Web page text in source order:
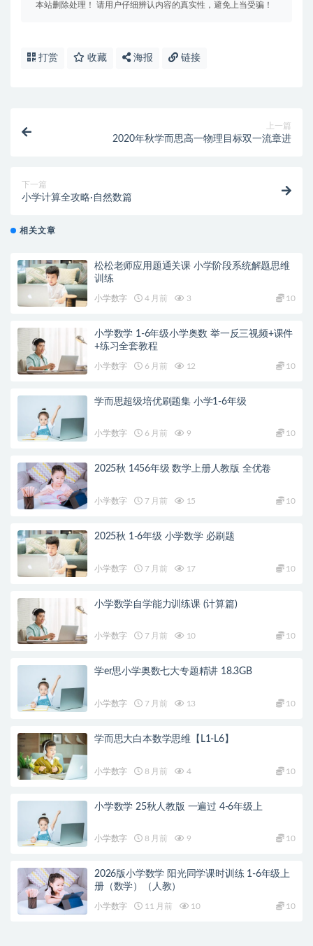
本站删除处理！ 请用户仔细辨认内容的真实性，避免上当受骗！
打赏 收藏 海报 链接
上一篇
2020年秋学而思高一物理目标双一流章进
下一篇
小学计算全攻略·自然数篇
相关文章
松松老师应用题通关课 小学阶段系统解题思维
训练
小学数字 4 月前 3 10
小学数学 1-6年级小学奥数 举一反三视频+课件
+练习全套教程
小学数字 6 月前 12 10
学而思超级培优刷题集 小学1-6年级
小学数字 6 月前 9 10
2025秋 1456年级 数学上册人教版 全优卷
小学数字 7 月前 15 10
2025秋 1-6年级 小学数学 必刷题
小学数字 7 月前 17 10
小学数学自学能力训练课 (计算篇)
小学数字 7 月前 10 10
学er思小学奥数七大专题精讲 18.3GB
小学数字 7 月前 13 10
学而思大白本数学思维【L1-L6】
小学数字 8 月前 4 10
小学数学 25秋人教版 一遍过 4-6年级上
小学数字 8 月前 9 10
2026版小学数学 阳光同学课时训练 1-6年级上
册（数学）（人教）
小学数字 11 月前 10 10